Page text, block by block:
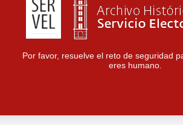
Por favor, resuelve el reto de seguridad
eres humano.